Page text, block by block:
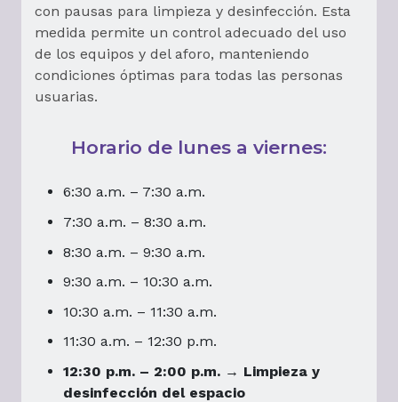
con pausas para limpieza y desinfección. Esta
medida permite un control adecuado del uso
de los equipos y del aforo, manteniendo
condiciones óptimas para todas las personas
usuarias.
Horario de lunes a viernes:
6:30 a.m. – 7:30 a.m.
7:30 a.m. – 8:30 a.m.
8:30 a.m. – 9:30 a.m.
9:30 a.m. – 10:30 a.m.
10:30 a.m. – 11:30 a.m.
11:30 a.m. – 12:30 p.m.
12:30 p.m. – 2:00 p.m. → Limpieza y
desinfección del espacio